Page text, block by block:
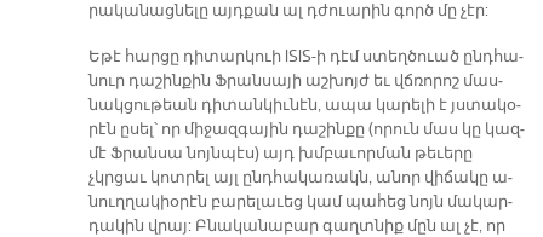
րա­կա­նաց­նե­լը այդ­քան ալ դժուա­րին գործ մը չէր:
Ե­թէ հար­ցը դի­տար­կուի ISIS-ի դէմ ստեղ­ծուած ընդ­հա­
նուր դա­շին­քին Ֆրան­սա­յի աշ­խոյժ եւ վճռո­րոշ մաս­
նակ­ցու­թեան դի­տան­կիւ­նէն, ա­պա կա­րե­լի է յստա­կօ­
րէն ը­սել՝ որ մի­ջազ­գա­յին դա­շին­քը (ո­րուն մաս կը կազ­
մէ Ֆրան­սա նոյն­պէս) այդ խմբա­ւոր­ման թե­ւե­րը
չկրցաւ կոտ­րել այլ ընդ­հա­կա­ռա­կն, ա­նոր վի­ճա­կը ա­
նու­ղղա­կիօ­րէն բա­րե­լա­ւեց կամ պա­հեց նոյն մա­կար­
դա­կին վրայ: Բնա­կա­նա­բար գաղտ­նիք մըն ալ չէ, որ